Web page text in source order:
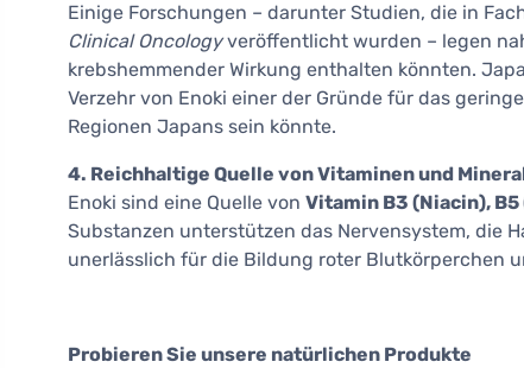
Einige Forschungen – darunter Studien, die in
Clinical Oncologyveröffentlicht wurden – legen
krebshemmender Wirkung enthalten könnten.
Verzehr von Enoki einer der Gründe für das
Regionen Japans sein könnte.
4. Reichhaltige Quelle von Vitaminen und
Enoki sind eine Quelle von Vitamin B3 (Niacin),
Substanzen unterstützen das Nervensystem, die
unerlässlich für die Bildung roter Blutkörperchen
Probieren Sie unsere natürlichen Produkte